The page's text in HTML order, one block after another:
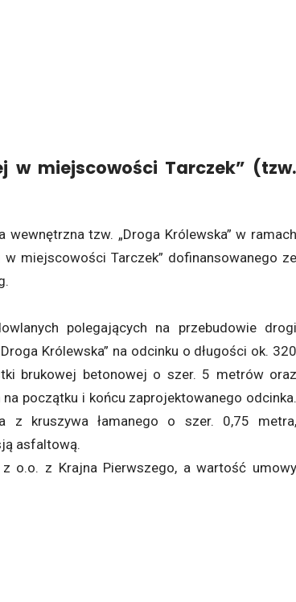
w miejscowości Tarczek” (tzw.
tzw. „Droga Królewska” w ramach
miejscowości Tarczek” dofinansowanego ze
polegających na przebudowie drogi
Królewska” na odcinku o długości ok. 320
brukowej betonowej o szer. 5 metrów oraz
początku i końcu zaprojektowanego odcinka.
z kruszywa łamanego o szer. 0,75 metra,
asfaltową.
o.o. z Krajna Pierwszego, a wartość umowy